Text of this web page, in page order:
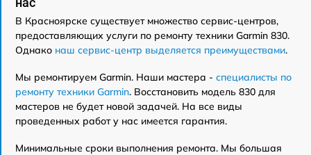
В Красноярске существует множество сервис-центров,
предоставляющих услуги по ремонту техники Garmin 830.
Однако наш сервис-центр выделяется преимуществами.
Мы ремонтируем Garmin. Наши мастера - специалисты по
ремонту техники Garmin. Восстановить модель 830 для
мастеров не будет новой задачей. На все виды
проведенных работ у нас имеется гарантия.
Минимальные сроки выполнения ремонта. Мы большая